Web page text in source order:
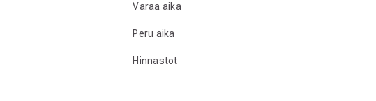
Varaa aika
Peru aika
Hinnastot